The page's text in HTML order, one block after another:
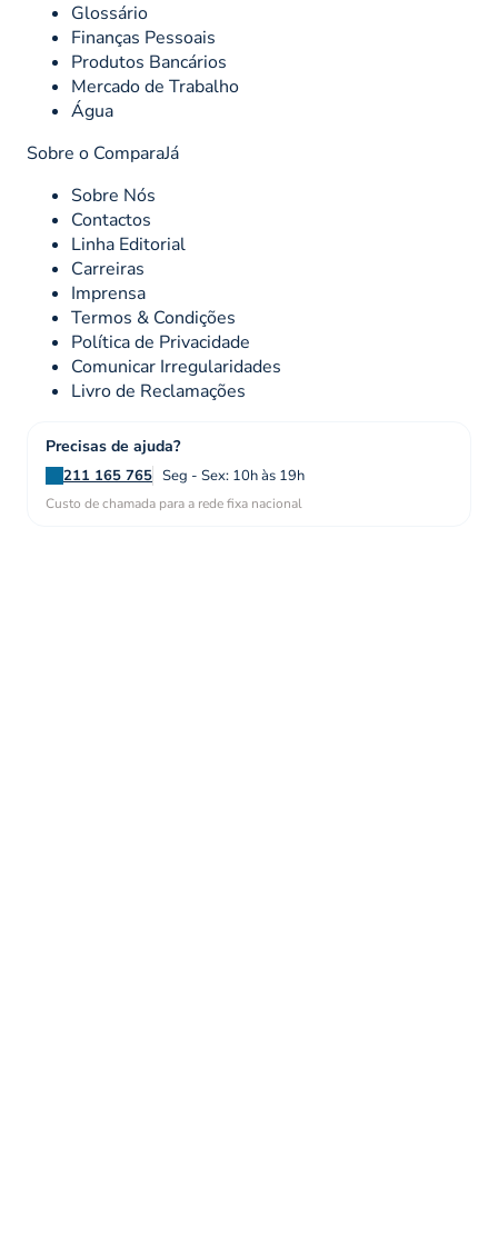
Glossário
Finanças Pessoais
Produtos Bancários
Mercado de Trabalho
Água
Sobre o ComparaJá
Sobre Nós
Contactos
Linha Editorial
Carreiras
Imprensa
Termos & Condições
Política de Privacidade
Comunicar Irregularidades
Livro de Reclamações
Precisas de ajuda?
211 165 765 Seg - Sex: 10h às 19h
Custo de chamada para a rede fixa nacional